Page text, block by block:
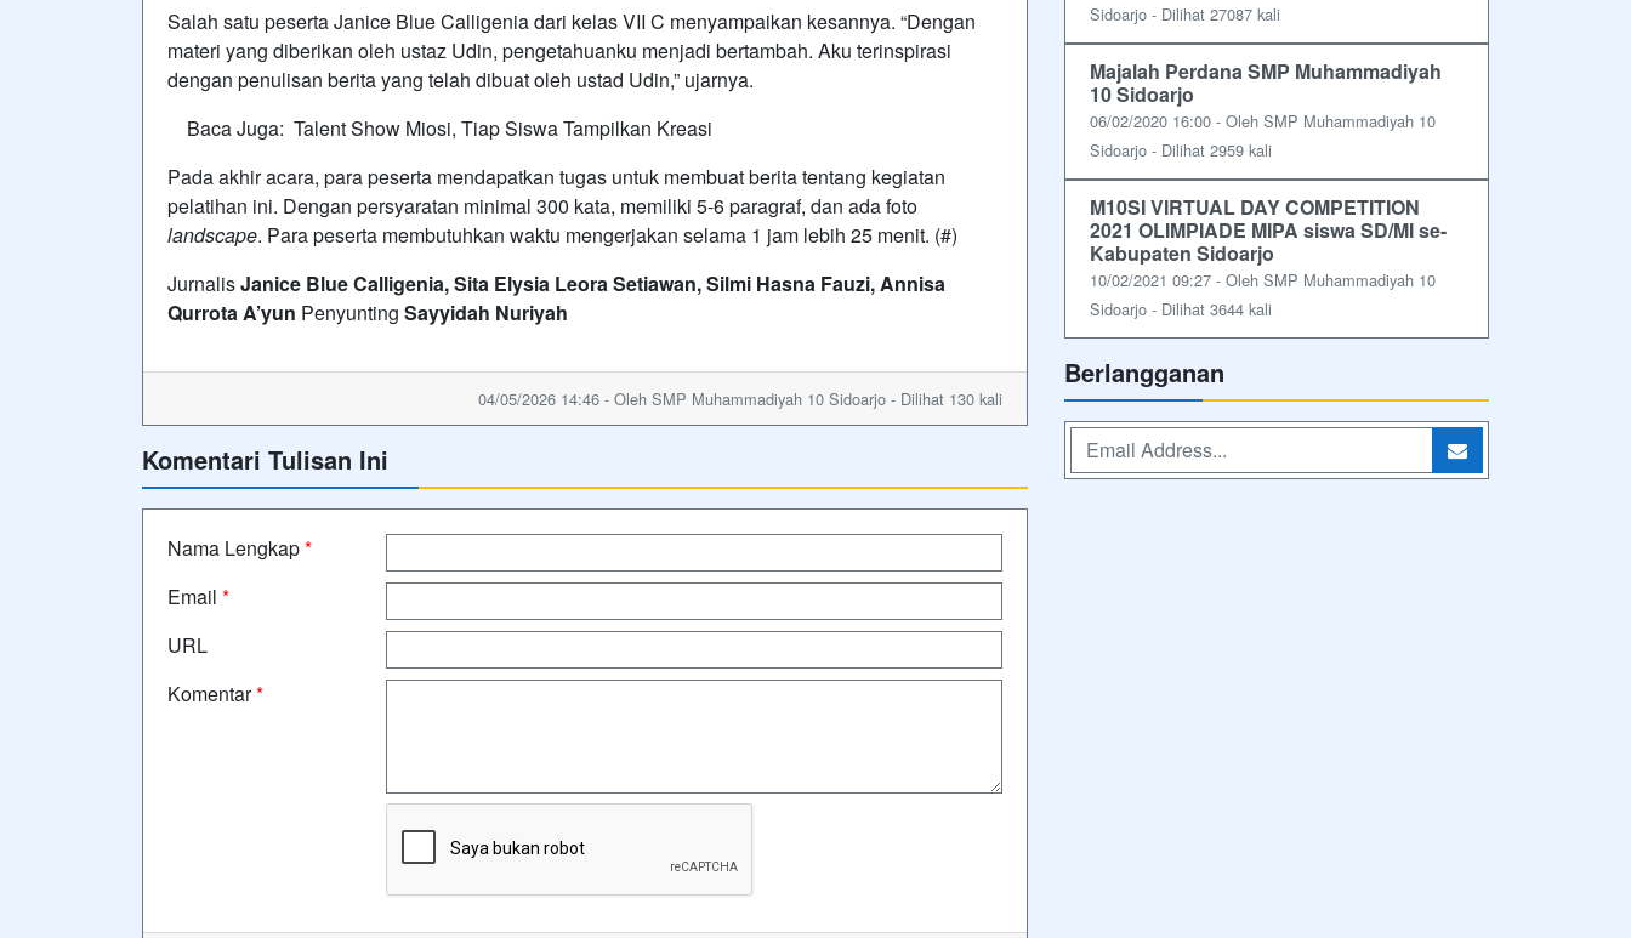
‎Salah satu peserta Janice Blue Calligenia dari kelas VII C menyampaikan kesannya. “Dengan
materi yang diberikan oleh ustaz Udin, pengetahuanku menjadi bertambah. Aku terinspirasi
dengan penulisan berita yang telah dibuat oleh ustad Udin,” ujarnya.
Baca Juga: Talent Show Miosi, Tiap Siswa Tampilkan Kreasi
Pada akhir acara, para peserta mendapatkan tugas untuk membuat berita tentang kegiatan
pelatihan ini. Dengan persyaratan minimal 300 kata, memiliki 5-6 paragraf, dan ada foto
landscape. Para peserta membutuhkan waktu mengerjakan selama 1 jam lebih 25 menit. (#)
‎JurnalisJanice Blue Calligenia, Sita Elysia Leora Setiawan, Silmi Hasna Fauzi, Annisa
Qurrota A’yun Penyunting Sayyidah Nuriyah
04/05/2026 14:46 - Oleh SMP Muhammadiyah 10 Sidoarjo - Dilihat 130 kali
Komentari Tulisan Ini
Nama Lengkap*
Email *
URL
Komentar*
Sidoarjo - Dilihat 27087 kali
Majalah Perdana SMP Muhammadiyah
10 Sidoarjo
06/02/2020 16:00 - Oleh SMP Muhammadiyah 10
Sidoarjo - Dilihat 2959 kali
M10SI VIRTUAL DAY COMPETITION
2021 OLIMPIADE MIPA siswa SD/MI se-
Kabupaten Sidoarjo
10/02/2021 09:27 - Oleh SMP Muhammadiyah 10
Sidoarjo - Dilihat 3644 kali
Berlangganan